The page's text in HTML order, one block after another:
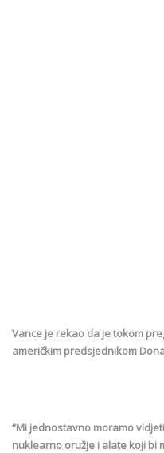
Vance je rekao da je tokom
američkim predsjednikom
“Mi jednostavno moramo
nuklearno oružje i alate koji bi